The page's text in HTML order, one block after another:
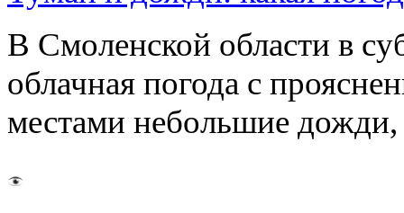
В Смоленской области в
облачная погода с
местами небольшие